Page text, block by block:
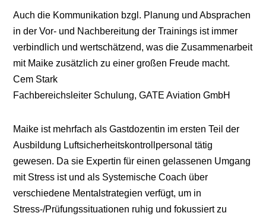
Auch die Kommunikation bzgl. Planung und Absprachen
in der Vor- und Nachbereitung der Trainings ist immer
verbindlich und wertschätzend, was die Zusammenarbeit
mit Maike zusätzlich zu einer großen Freude macht.
Cem Stark
Fachbereichsleiter Schulung, GATE Aviation GmbH
Maike ist mehrfach als Gastdozentin im ersten Teil der
Ausbildung Luftsicherheitskontrollpersonal tätig
gewesen. Da sie Expertin für einen gelassenen Umgang
mit Stress ist und als Systemische Coach über
verschiedene Mentalstrategien verfügt, um in
Stress-/Prüfungssituationen ruhig und fokussiert zu